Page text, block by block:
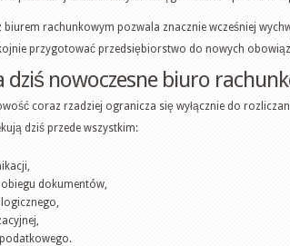
biurem rachunkowym pozwala znacznie wcześniej
przygotować przedsiębiorstwo do nowych
dziś nowoczesne biuro
coraz rzadziej ogranicza się wyłącznie do
dziś przede wszystkim:
dokumentów,